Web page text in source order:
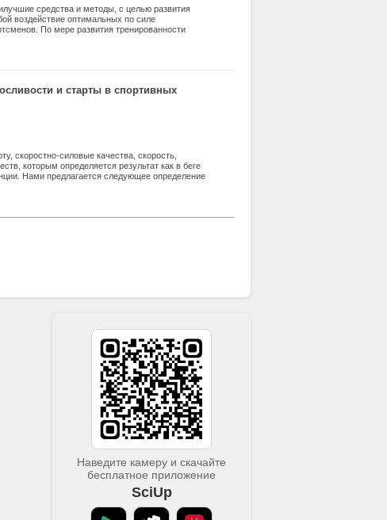
средства и методы, с целью развития
воздействие оптимальных по силе
По мере развития тренированности
длине и скорости преодоления, тем более он
и старты в спортивных
скоростно-силовые качества, скорость,
которым определяется результат как в беге
Нами предлагается следующее определение
высоком уровне специфическую нагрузку в
Наведите камеру и скачайте
бесплатное приложение
SciUp